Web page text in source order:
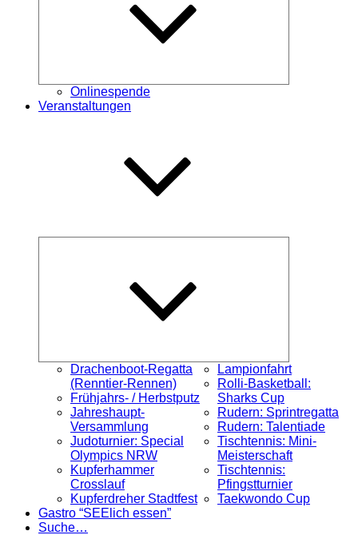
Onlinespende
Veranstaltungen
Drachenboot-Regatta
(Renntier-Rennen)
Frühjahrs- / Herbstputz
Jahreshaupt-
Versammlung
Judoturnier: Special
Olympics NRW
Kupferhammer
Crosslauf
Kupferdreher Stadtfest
Lampionfahrt
Rolli-Basketball:
Sharks Cup
Rudern: Sprintregatta
Rudern: Talentiade
Tischtennis: Mini-
Meisterschaft
Tischtennis:
Pfingstturnier
Taekwondo Cup
Gastro “SEElich essen”
Suche…